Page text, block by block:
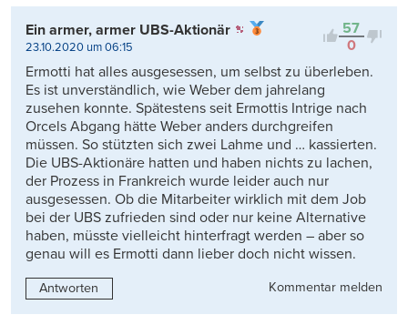
57
0
Ein armer, armer UBS-Aktionär
23.10.2020 um 06:15
Ermotti hat alles ausgesessen, um selbst zu überleben.
Es ist unverständlich, wie Weber dem jahrelang
zusehen konnte. Spätestens seit Ermottis Intrige nach
Orcels Abgang hätte Weber anders durchgreifen
müssen. So stützten sich zwei Lahme und … kassierten.
Die UBS-Aktionäre hatten und haben nichts zu lachen,
der Prozess in Frankreich wurde leider auch nur
ausgesessen. Ob die Mitarbeiter wirklich mit dem Job
bei der UBS zufrieden sind oder nur keine Alternative
haben, müsste vielleicht hinterfragt werden – aber so
genau will es Ermotti dann lieber doch nicht wissen.
Antworten Kommentar melden